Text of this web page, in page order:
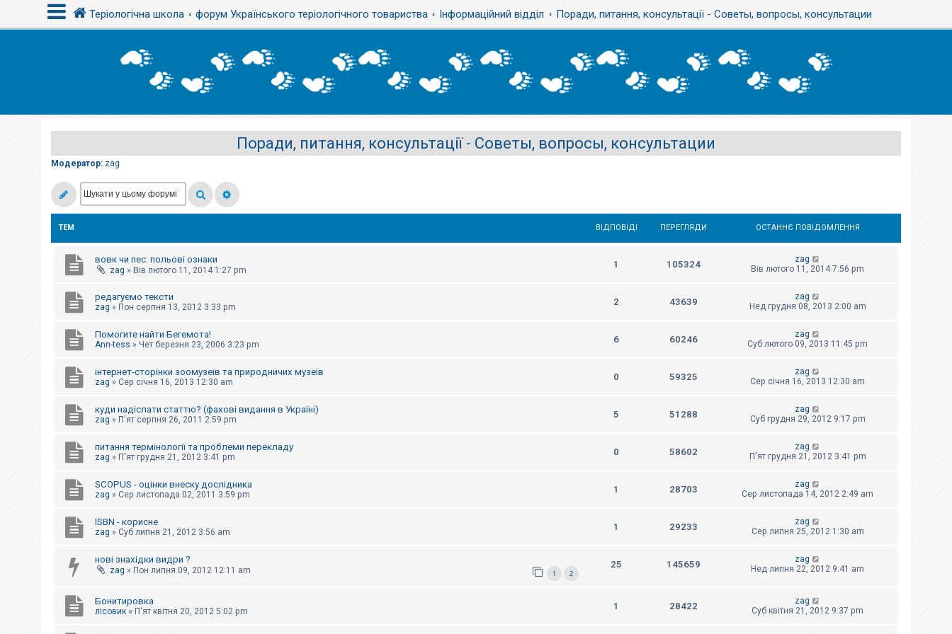
Теріологічна школа форум Українського теріологічного товариства Інформаційний відділ Поради, питання, консультації - Советы, вопросы, консультации
Поради, питання, консультації - Советы, вопросы, консультации
Модератор: zag
ТЕМ ВІДПОВІДІ ПЕРЕГЛЯДИ ОСТАННЄ ПОВІДОМЛЕННЯ
вовк чи пес: польові ознаки
zag » Вів лютого 11, 2014 1:27 pm
1 105324
zag
Вів лютого 11, 2014 7:56 pm
редагуємо тексти
zag » Пон серпня 13, 2012 3:33 pm 2 43639
zag
Нед грудня 08, 2013 2:00 am
Помогите найти Бегемота!
Ann-tess » Чет березня 23, 2006 3:23 pm 6 60246
zag
Суб лютого 09, 2013 11:45 pm
інтернет-сторінки зоомузеїв та природничих музеїв
zag » Сер січня 16, 2013 12:30 am 0 59325
zag
Сер січня 16, 2013 12:30 am
куди надіслати статтю? (фахові видання в Україні)
zag » П'ят серпня 26, 2011 2:59 pm 5 51288
zag
Суб грудня 29, 2012 9:17 pm
питання термінології та проблеми перекладу
zag » П'ят грудня 21, 2012 3:41 pm 0 58602
zag
П'ят грудня 21, 2012 3:41 pm
SCOPUS - оцінки внеску дослідника
zag » Сер листопада 02, 2011 3:59 pm 1 28703
zag
Сер листопада 14, 2012 2:49 am
ISBN - корисне
zag » Суб липня 21, 2012 3:56 am 1 29233
zag
Сер липня 25, 2012 1:30 am
нові знахідки видри ?
zag » Пон липня 09, 2012 12:11 am 1 2
25 145659
zag
Нед липня 22, 2012 9:41 am
Бонитировка
лісовик » П'ят квітня 20, 2012 5:02 pm 1 28422
zag
Суб квітня 21, 2012 9:37 pm